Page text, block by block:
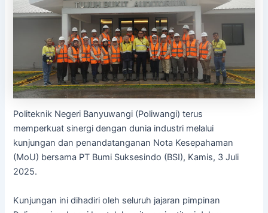
Politeknik Negeri Banyuwangi (Poliwangi) terus
memperkuat sinergi dengan dunia industri melalui
kunjungan dan penandatanganan Nota Kesepahaman
(MoU) bersama PT Bumi Suksesindo (BSI), Kamis, 3 Juli
2025.
Kunjungan ini dihadiri oleh seluruh jajaran pimpinan